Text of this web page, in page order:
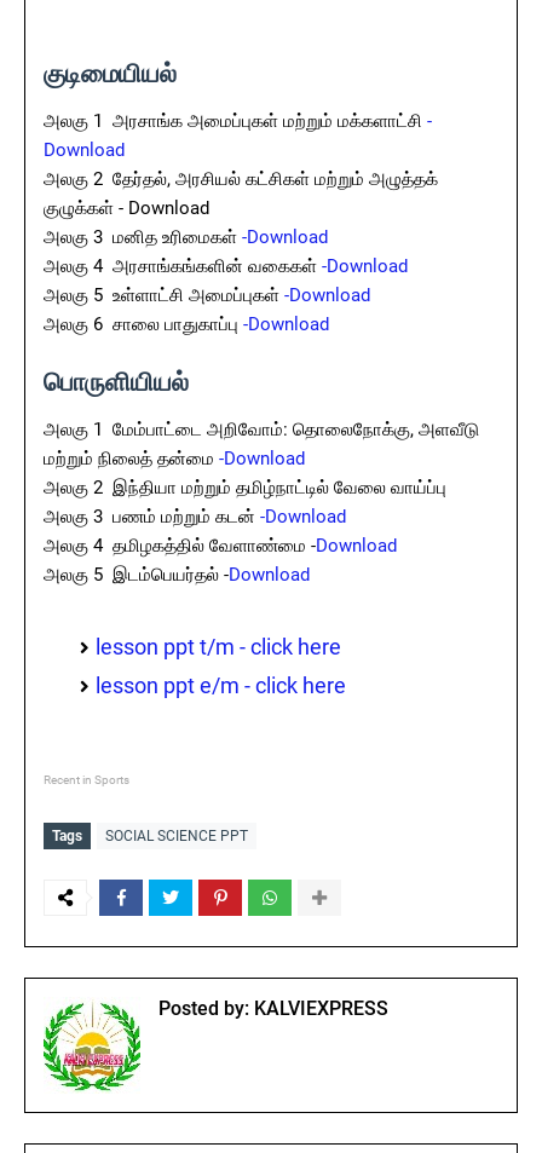
குடிமையியல்
அலகு 1 அரசாங்க அமைப்புகள் மற்றும் மக்களாட்சி -
Download
அலகு 2 தேர்தல், அரசியல் கட்சிகள் மற்றும் அழுத்தக்
குழுக்கள் - Download
அலகு 3 மனித உரிமைகள் -Download
அலகு 4 அரசாங்கங்களின் வகைகள் -Download
அலகு 5 உள்ளாட்சி அமைப்புகள் -Download
அலகு 6 சாலை பாதுகாப்பு -Download
பொருளியியல்
அலகு 1 மேம்பாட்டை அறிவோம்: தொலைநோக்கு, அளவீடு
மற்றும் நிலைத் தன்மை -Download
அலகு 2 இந்தியா மற்றும் தமிழ்நாட்டில் வேலை வாய்ப்பு
அலகு 3 பணம் மற்றும் கடன் -Download
அலகு 4 தமிழகத்தில் வேளாண்மை -Download
அலகு 5 இடம்பெயர்தல் -Download
lesson ppt t/m - click here
lesson ppt e/m - click here
Recent in Sports
Tags SOCIAL SCIENCE PPT
Posted by: KALVIEXPRESS